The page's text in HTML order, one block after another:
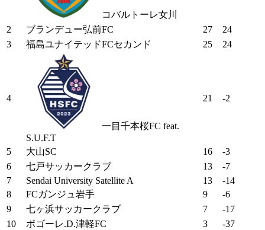
コバルトーレ女川
2 ブランデュー弘前FC 27
24
3
福島ユナイテッドFCセカンド 25 24
4
一目千本桜FC feat.
S.U.F.T
21 -2
5 大山SC 16
-3
6
七戸サッカークラブ 13
-7
7
Sendai University Satellite A 13
-14
8
FCガンジュ岩手 9
-6
9
七ヶ浜サッカークラブ 7
-17
10
ボゴーレ.D.津軽FC 3
-37